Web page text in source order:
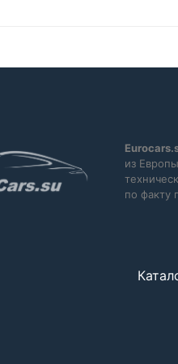
из
по факту